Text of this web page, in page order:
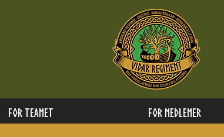
FOR TEAMET for medlemer